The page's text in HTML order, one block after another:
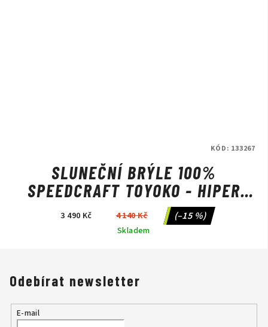
SLUNEČNÍ BRÝLE 100%
SPEEDCRAFT TOYOKO - HIPER
VITAL PINK MIRROR LENS
3 490 Kč 4 140 Kč (–15 %)
Skladem
KÓD: 133267
Odebírat newsletter
E-mail